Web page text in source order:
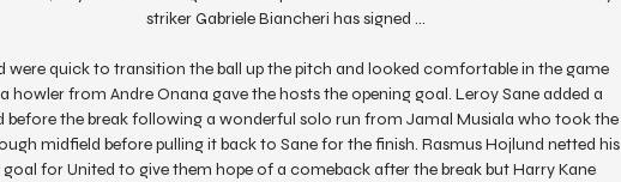
striker Gabriele Biancheri has signed ...
were quick to transition the ball up the pitch and looked comfortable in the game
howler from Andre Onana gave the hosts the opening goal. Leroy Sane added a
before the break following a wonderful solo run from Jamal Musiala who took the
midfield before pulling it back to Sane for the finish. Rasmus Hojlund netted his
for United to give them hope of a comeback after the break but Harry Kane